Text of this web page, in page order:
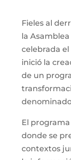
Fieles al
la
celebrada el
inició la
de un
El
donde se
contextos